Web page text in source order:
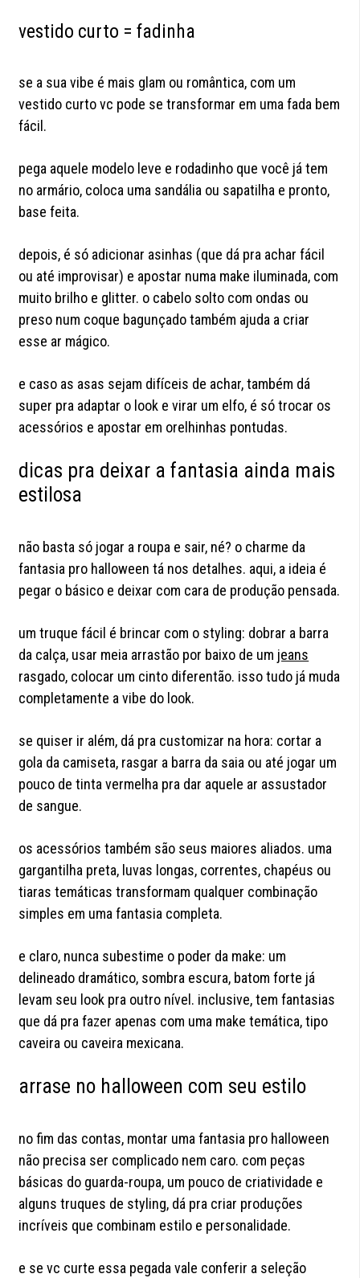
vestido curto = fadinha
se a sua vibe é mais glam ou romântica, com um
vestido curto vc pode se transformar em uma fada bem
fácil.
pega aquele modelo leve e rodadinho que você já tem
no armário, coloca uma sandália ou sapatilha e pronto,
base feita.
depois, é só adicionar asinhas (que dá pra achar fácil
ou até improvisar) e apostar numa make iluminada, com
muito brilho e glitter. o cabelo solto com ondas ou
preso num coque bagunçado também ajuda a criar
esse ar mágico.
e caso as asas sejam difíceis de achar, também dá
super pra adaptar o look e virar um elfo, é só trocar os
acessórios e apostar em orelhinhas pontudas.
dicas pra deixar a fantasia ainda mais
estilosa
não basta só jogar a roupa e sair, né? o charme da
fantasia pro halloween tá nos detalhes. aqui, a ideia é
pegar o básico e deixar com cara de produção pensada.
um truque fácil é brincar com o styling: dobrar a barra
da calça, usar meia arrastão por baixo de um jeans
rasgado, colocar um cinto diferentão. isso tudo já muda
completamente a vibe do look.
se quiser ir além, dá pra customizar na hora: cortar a
gola da camiseta, rasgar a barra da saia ou até jogar um
pouco de tinta vermelha pra dar aquele ar assustador
de sangue.
os acessórios também são seus maiores aliados. uma
gargantilha preta, luvas longas, correntes, chapéus ou
tiaras temáticas transformam qualquer combinação
simples em uma fantasia completa.
e claro, nunca subestime o poder da make: um
delineado dramático, sombra escura, batom forte já
levam seu look pra outro nível. inclusive, tem fantasias
que dá pra fazer apenas com uma make temática, tipo
caveira ou caveira mexicana.
arrase no halloween com seu estilo
no fim das contas, montar uma fantasia pro halloween
não precisa ser complicado nem caro. com peças
básicas do guarda-roupa, um pouco de criatividade e
alguns truques de styling, dá pra criar produções
incríveis que combinam estilo e personalidade.
e se vc curte essa pegada vale conferir a seleção